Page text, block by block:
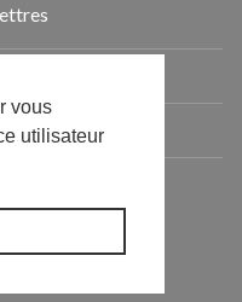
vous
utilisateur